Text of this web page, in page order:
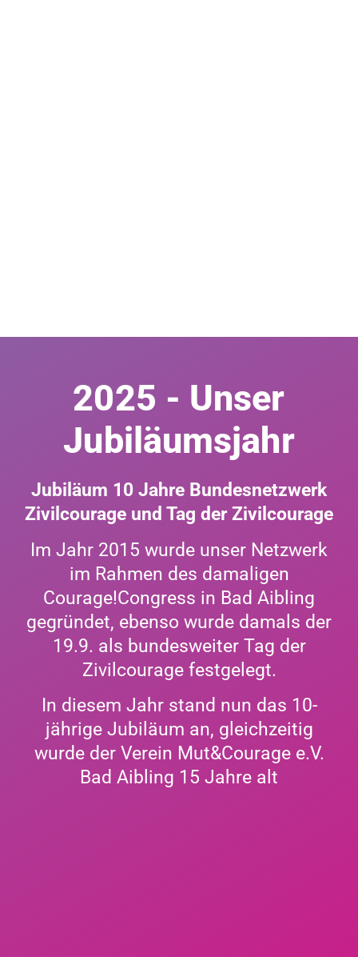
2025 - Unser
Jubiläumsjahr
Jubiläum 10 Jahre Bundesnetzwerk
Zivilcourage und Tag der Zivilcourage
Im Jahr 2015 wurde unser Netzwerk
im Rahmen des damaligen
Courage!Congress in Bad Aibling
gegründet, ebenso wurde damals der
19.9. als bundesweiter Tag der
Zivilcourage festgelegt.
In diesem Jahr stand nun das 10-
jährige Jubiläum an, gleichzeitig
wurde der Verein Mut&Courage e.V.
Bad Aibling 15 Jahre alt